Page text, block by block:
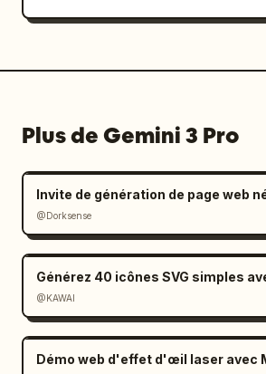
Plus de Gemini 3 Pro
Invite de génération de page web
@Dorksense
@KAWAI